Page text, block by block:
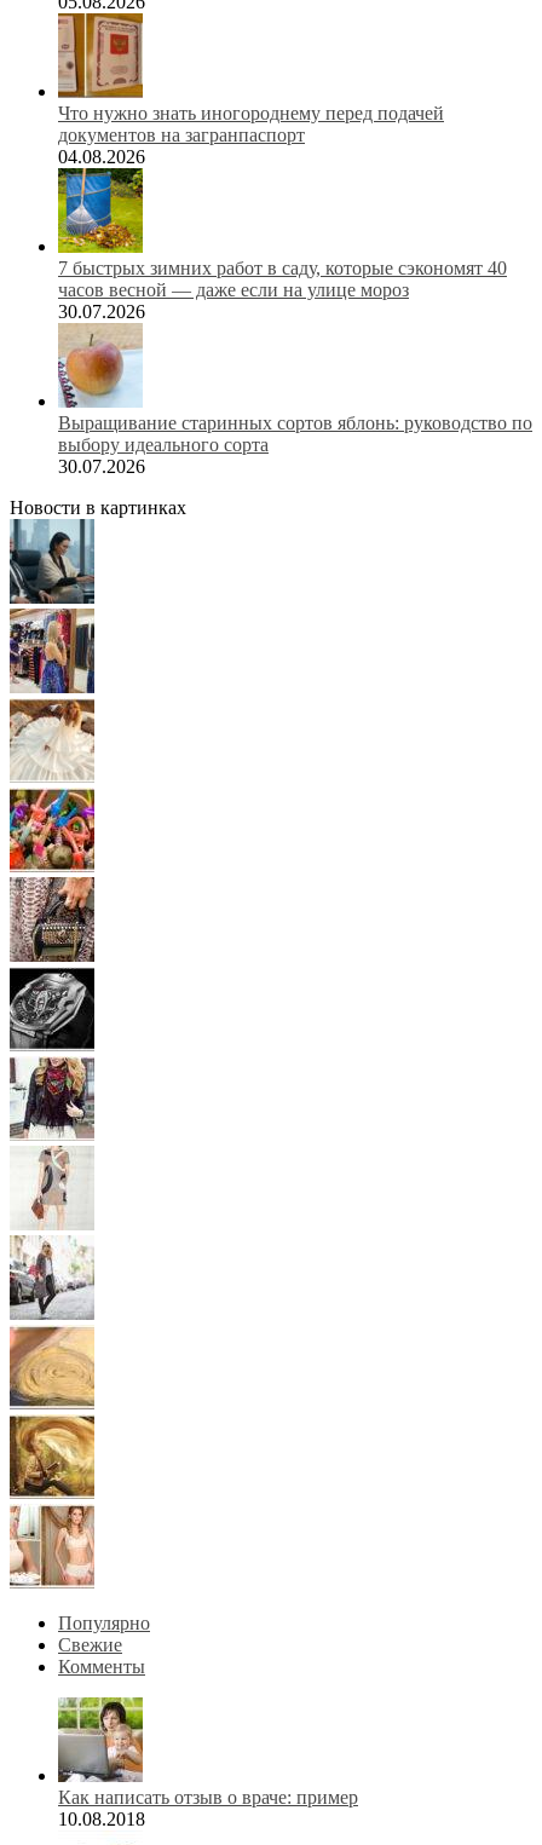
Что нужно знать иногороднему перед подачей
документов на загранпаспорт
04.08.2026
7 быстрых зимних работ в саду, которые сэкономят 40
часов весной — даже если на улице мороз
30.07.2026
Выращивание старинных сортов яблонь: руководство по
выбору идеального сорта
30.07.2026
Новости в картинках
Популярно
Свежие
Комменты
Как написать отзыв о враче: пример
10.08.2018